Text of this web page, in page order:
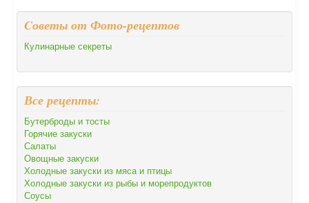
Cоветы от Фото-рецептов
Кулинарные секреты
Все рецепты:
Бутерброды и тосты
Горячие закуски
Салаты
Овощные закуски
Холодные закуски из мяса и птицы
Холодные закуски из рыбы и морепродуктов
Соусы